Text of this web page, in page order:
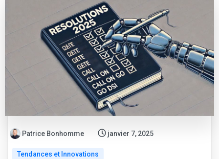
Patrice Bonhomme janvier 7, 2025
Tendances et Innovations